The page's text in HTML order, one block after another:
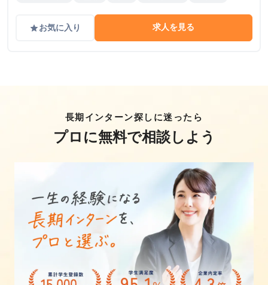
gradeお気に入り 求人を見る
長期インターン探しに迷ったら
プロに無料で相談しよう